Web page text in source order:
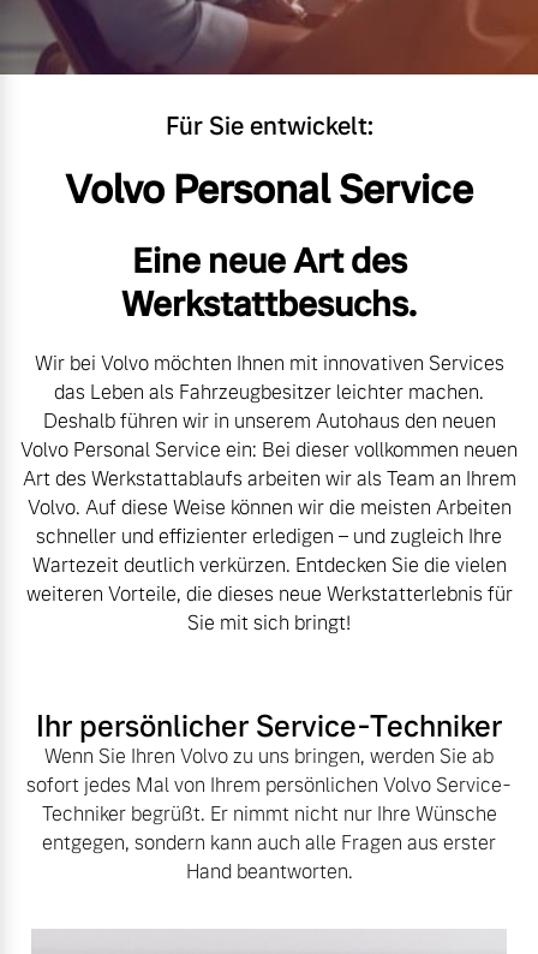
Mild-Hybrid
Geschäftskunden
Editionsmodelle
Konnektivität
Angebot anfragen
Fahrzeug konfigurieren
Volvo Selekt
Gebrauchtwagen
Die Neuwagenalternative
Volvo Gebrauchtwagenbörse
Aktuelle Zubehörangebote
Zubehörkatalog
Aktuelle Serviceangebote
Service by Volvo
Sie erhalten bei uns eine
Vielzahl von Original
Volvo Winter- und
Mehr erfahren
Frühjahrscheck
saisonalen Angebote.
Kontakt und Anfahrt
Für Sie entwickelt:
Volvo Personal Service
Eine neue Art des
Werkstattbesuchs.
Wir bei Volvo möchten Ihnen mit innovativen Services
das Leben als Fahrzeugbesitzer leichter machen.
Deshalb führen wir in unserem Autohaus den neuen
Volvo Personal Service ein: Bei dieser vollkommen neuen
Art des Werkstattablaufs arbeiten wir als Team an Ihrem
Volvo. Auf diese Weise können wir die meisten Arbeiten
schneller und effizienter erledigen – und zugleich Ihre
Wartezeit deutlich verkürzen. Entdecken Sie die vielen
weiteren Vorteile, die dieses neue Werkstatterlebnis für
Sie mit sich bringt!
Ihr persönlicher Service-Techniker
Wenn Sie Ihren Volvo zu uns bringen, werden Sie ab
sofort jedes Mal von Ihrem persönlichen Volvo Service-
Techniker begrüßt. Er nimmt nicht nur Ihre Wünsche
entgegen, sondern kann auch alle Fragen aus erster
Hand beantworten.